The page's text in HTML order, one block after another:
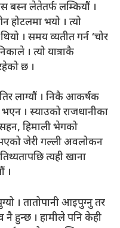
बस्न लेतेतर्फ लम्कियौं ।
होटलमा भयो । त्यो
। समय व्यतीत गर्न ‘चोर
। त्यो यात्राकै
छ ।
लाग्यौं । निकै आकर्षक
भएन । स्याउको राजधानीका
हिमाली भेगको
जेरी गल्ली अवलोकन
त्यही खाना
।
। तातोपानी आइपुग्नु तर
हुन्छ । हामीले पनि केही